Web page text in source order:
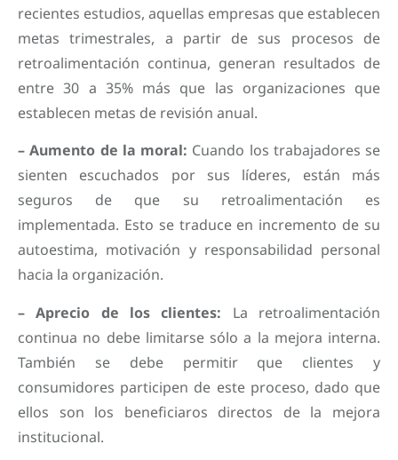
recientes estudios, aquellas empresas que establecen
metas trimestrales, a partir de sus procesos de
retroalimentación continua, generan resultados de
entre 30 a 35% más que las organizaciones que
establecen metas de revisión anual.
– Aumento de la moral: Cuando los trabajadores se
sienten escuchados por sus líderes, están más
seguros de que su retroalimentación es
implementada. Esto se traduce en incremento de su
autoestima, motivación y responsabilidad personal
hacia la organización.
– Aprecio de los clientes: La retroalimentación
continua no debe limitarse sólo a la mejora interna.
También se debe permitir que clientes y
consumidores participen de este proceso, dado que
ellos son los beneficiaros directos de la mejora
institucional.